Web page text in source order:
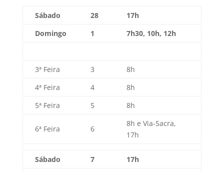
Sábado 28
17h
Domingo
1 7h30, 10h, 12h
3ª Feira 3
8h
4ª Feira
4
8h
5ª Feira
5 8h
6ª Feira 6
8h e Via-Sacra,
17h
Sábado 7
17h